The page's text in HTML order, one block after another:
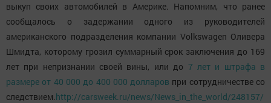
выкуп своих автомобилей в Америке. Напомним, что ранее
сообщалось о задержании одного из руководителей
американского подразделения компании Volkswagen Оливера
Шмидта, которому грозил суммарный срок заключения до 169
лет при непризнании своей вины, или до 7 лет и штрафа в
размере от 40 000 до 400 000 долларов при сотрудничестве со
следствием.http://carsweek.ru/news/News_in_the_world/248157/